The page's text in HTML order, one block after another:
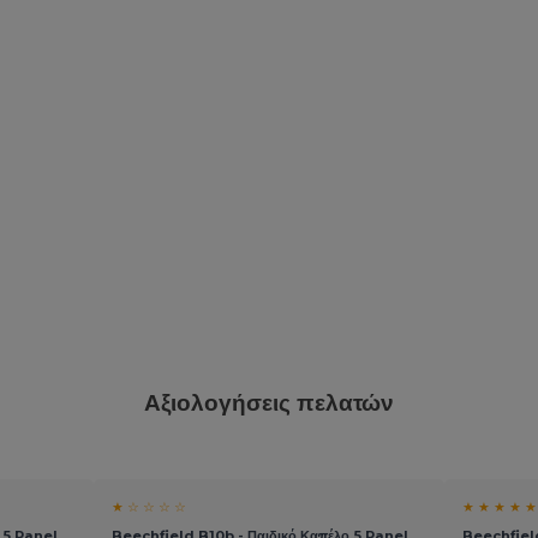
Αξιολογήσεις πελατών
★ ☆ ☆ ☆ ☆
★ ★ ★ ★ ★